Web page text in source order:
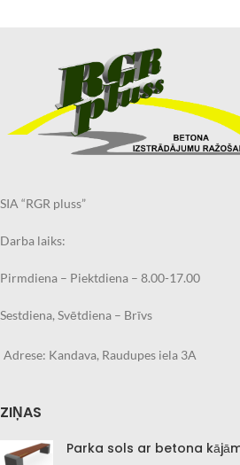
SIA “RGR pluss”
Darba laiks:
Pirmdiena – Piektdiena – 8.00-17.00
Sestdiena, Svētdiena – Brīvs
Adrese: Kandava, Raudupes iela 3A
ZIŅAS
Parka sols ar betona